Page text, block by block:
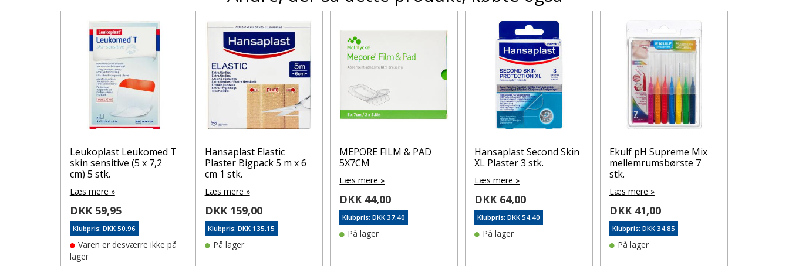
Leukoplast Leukomed T
skin sensitive (5 x 7,2
cm) 5 stk.
Læs mere »
DKK 59,95
Klubpris: DKK 50,96
Varen er desværre ikke på
lager
Hansaplast Elastic
Plaster Bigpack 5 m x 6
cm 1 stk.
Læs mere »
DKK 159,00
Klubpris: DKK 135,15
På lager
MEPORE FILM & PAD
5X7CM
Læs mere »
DKK 44,00
Klubpris: DKK 37,40
På lager
Hansaplast Second Skin
XL Plaster 3 stk.
Læs mere »
DKK 64,00
Klubpris: DKK 54,40
På lager
Ekulf pH Supreme Mix
mellemrumsbørste 7
stk.
Læs mere »
DKK 41,00
Klubpris: DKK 34,85
På lager